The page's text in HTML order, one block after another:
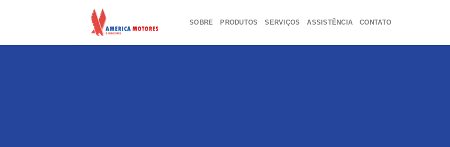
SOBRE PRODUTOS SERVIÇOS ASSISTÊNCIA CONTATO